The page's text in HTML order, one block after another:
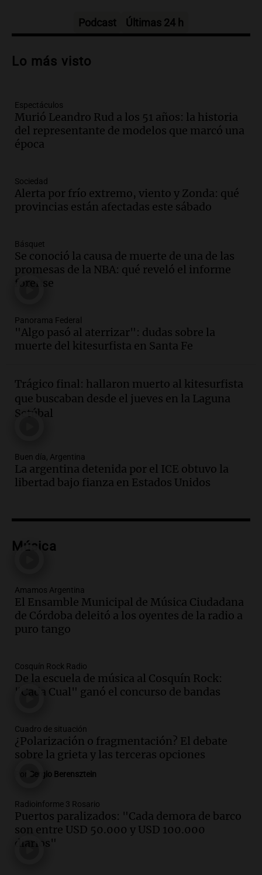
Audio.El orgullo y el sueño argentino de
Vargas en 2007
Audio.
las nuevas detenciones: "En esa casa
todos tenían algo que ver"
Una mañana para todos
Audio.
desayuno ideal: ¿ qué alimentos
conviene priorizar cada día ?
Audio.Análisis de la derrota legislativa
del oficialismo en el Congreso: El
impacto en la opinión pública
Panorama Federal
Audio.Murió Jorge Messi
Una mañana para todos
Audio.Mateo, a los 25 años, lucha
contra el tiempo: necesita un trasplante
para poder seguir viviend
Audio.Estiman que la inflación nacional
de julio será menor al 2,9% registrado
en CABA
protocolo contra ciberbullying y
Audio.Desayuno ideal: nutrición
personalizada y diversidad para romper
el ayuno nocturno
Audio.Altas Cumbres: rescataron a una
cabra que llevaba ocho días atrapada en
un precipicio
Episodios
Audio.Matías, un inmigrante temoroso
ante la detención y deportación en
Estados Unidos
Panorama Federal
Audio.Chile planteó mejorar la
conectividad fronteriza, aérea y digital
con Jujuy
Podcast Últimas 24 h
Lo más visto
Espectáculos
Murió Leandro Rud a los 51 años: la historia
del representante de modelos que marcó una
época
Sociedad
Alerta por frío extremo, viento y Zonda: qué
provincias están afectadas este sábado
Básquet
Se conoció la causa de muerte de una de las
promesas de la NBA: qué reveló el informe
forense
Panorama Federal
"Algo pasó al aterrizar": dudas sobre la
muerte del kitesurfista en Santa Fe
Trágico final: hallaron muerto al kitesurfista
que buscaban desde el jueves en la Laguna
Setúbal
Buen día, Argentina
La argentina detenida por el ICE obtuvo la
libertad bajo fianza en Estados Unidos
Música
Amamos Argentina
El Ensamble Municipal de Música Ciudadana
de Córdoba deleitó a los oyentes de la radio a
puro tango
Cosquín Rock Radio
De la escuela de música al Cosquín Rock:
"Cada Cual" ganó el concurso de bandas
Cuadro de situación
¿Polarización o fragmentación? El debate
sobre la grieta y las terceras opciones
Sergio Berensztein
Radioinforme 3 Rosario
Puertos paralizados: "Cada demora de barco
son entre USD 50.000 y USD 100.000
diarios"